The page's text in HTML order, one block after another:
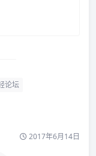
论坛
2017年6月14日